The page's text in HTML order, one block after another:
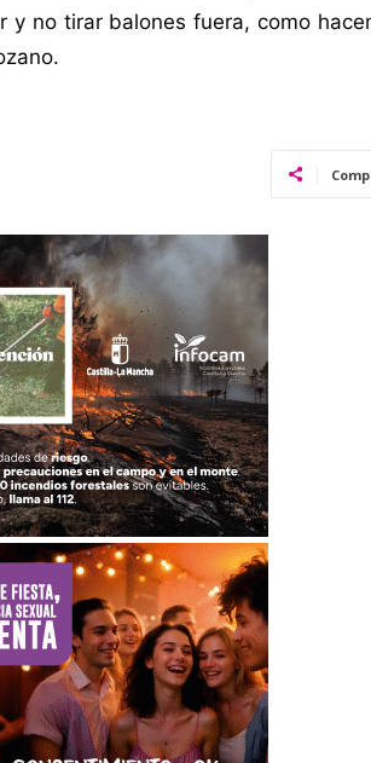
no tirar balones fuera, como